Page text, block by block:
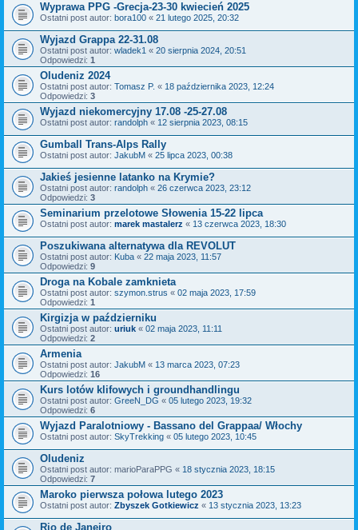
Wyprawa PPG -Grecja-23-30 kwiecień 2025
Ostatni post autor: bora100 « 21 lutego 2025, 20:32
Wyjazd Grappa 22-31.08
Ostatni post autor: wladek1 « 20 sierpnia 2024, 20:51
Odpowiedzi: 1
Oludeniz 2024
Ostatni post autor: Tomasz P. « 18 października 2023, 12:24
Odpowiedzi: 3
Wyjazd niekomercyjny 17.08 -25-27.08
Ostatni post autor: randolph « 12 sierpnia 2023, 08:15
Gumball Trans-Alps Rally
Ostatni post autor: JakubM « 25 lipca 2023, 00:38
Jakieś jesienne latanko na Krymie?
Ostatni post autor: randolph « 26 czerwca 2023, 23:12
Odpowiedzi: 3
Seminarium przelotowe Słowenia 15-22 lipca
Ostatni post autor: marek mastalerz « 13 czerwca 2023, 18:30
Poszukiwana alternatywa dla REVOLUT
Ostatni post autor: Kuba « 22 maja 2023, 11:57
Odpowiedzi: 9
Droga na Kobale zamknieta
Ostatni post autor: szymon.strus « 02 maja 2023, 17:59
Odpowiedzi: 1
Kirgizja w październiku
Ostatni post autor: uriuk « 02 maja 2023, 11:11
Odpowiedzi: 2
Armenia
Ostatni post autor: JakubM « 13 marca 2023, 07:23
Odpowiedzi: 16
Kurs lotów klifowych i groundhandlingu
Ostatni post autor: GreeN_DG « 05 lutego 2023, 19:32
Odpowiedzi: 6
Wyjazd Paralotniowy - Bassano del Grappaa/ Włochy
Ostatni post autor: SkyTrekking « 05 lutego 2023, 10:45
Oludeniz
Ostatni post autor: marioParaPPG « 18 stycznia 2023, 18:15
Odpowiedzi: 7
Maroko pierwsza połowa lutego 2023
Ostatni post autor: Zbyszek Gotkiewicz « 13 stycznia 2023, 13:23
Rio de Janeiro